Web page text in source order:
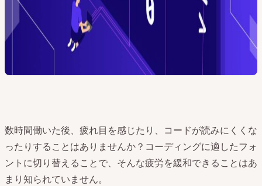
数時間働いた後、疲れ目を感じたり、コードが読みにくくな
ったりすることはありませんか？コーディングに適したフォ
ントに切り替えることで、そんな疲労を緩和できることはあ
まり知られていません。